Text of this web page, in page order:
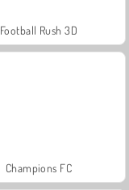
Football Rush 3D
Champions FC